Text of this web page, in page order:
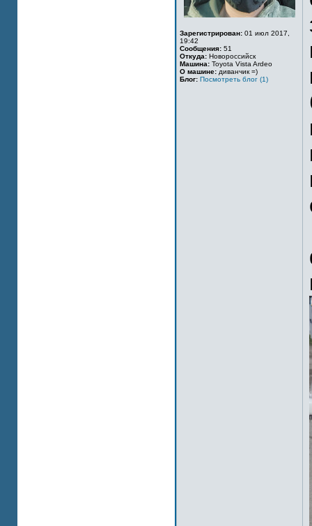
Зарегистрирован: 01 июл 2017,
19:42
Сообщения: 51
Откуда: Новороссийск
Машина: Toyota Vista Ardeo
О машине: диванчик =)
Блог: Посмотреть блог (1)